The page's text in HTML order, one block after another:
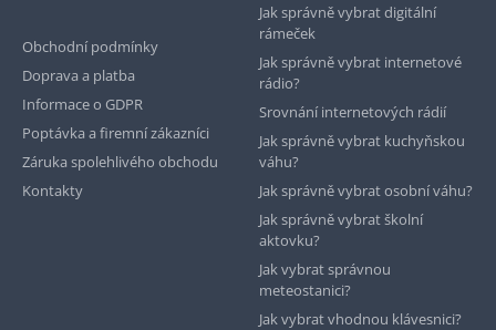
Obchodní podmínky
Doprava a platba
Informace o GDPR
Poptávka a firemní zákazníci
Záruka spolehlivého obchodu
Kontakty
Jak správně vybrat digitální
rámeček
Jak správně vybrat internetové
rádio?
Srovnání internetových rádií
Jak správně vybrat kuchyňskou
váhu?
Jak správně vybrat osobní váhu?
Jak správně vybrat školní
aktovku?
Jak vybrat správnou
meteostanici?
Jak vybrat vhodnou klávesnici?